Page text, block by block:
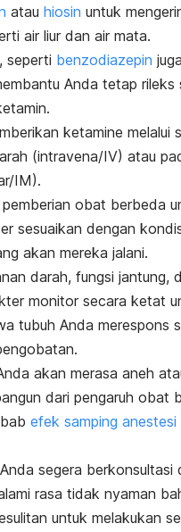
atau hiosin untuk
air liur dan air mata.
seperti benzodiazepin
Anda tetap rileks
ketamine melalui
(intravena/IV) atau
IM).
obat berbeda
sesuaikan dengan
akan mereka jalani.
darah, fungsi jantung,
monitor secara ketat
tubuh Anda merespons
akan merasa aneh
dari pengaruh obat
efek samping anestesi
segera berkonsultasi
rasa tidak nyaman
untuk melakukan